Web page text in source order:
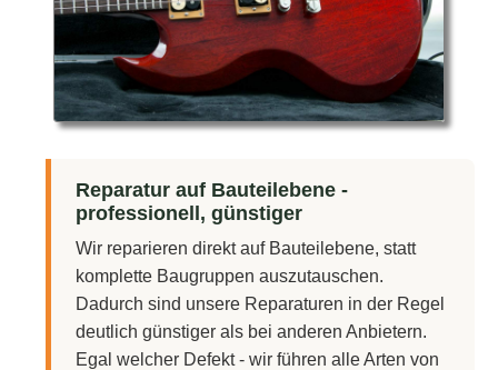
Reparatur auf Bauteilebene -
professionell, günstiger
Wir reparieren direkt auf Bauteilebene, statt
komplette Baugruppen auszutauschen.
Dadurch sind unsere Reparaturen in der Regel
deutlich günstiger als bei anderen Anbietern.
Egal welcher Defekt - wir führen alle Arten von